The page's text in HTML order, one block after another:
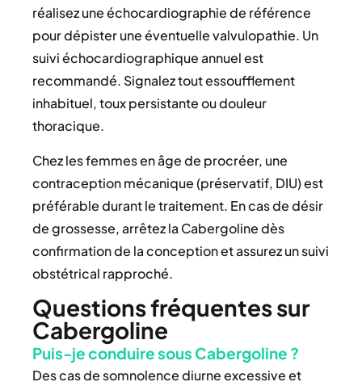
réalisez une échocardiographie de référence
pour dépister une éventuelle valvulopathie. Un
suivi échocardiographique annuel est
recommandé. Signalez tout essoufflement
inhabituel, toux persistante ou douleur
thoracique.
Chez les femmes en âge de procréer, une
contraception mécanique (préservatif, DIU) est
préférable durant le traitement. En cas de désir
de grossesse, arrêtez la Cabergoline dès
confirmation de la conception et assurez un suivi
obstétrical rapproché.
Questions fréquentes sur
Cabergoline
Puis-je conduire sous Cabergoline ?
Des cas de somnolence diurne excessive et